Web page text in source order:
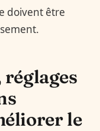
doivent être
le